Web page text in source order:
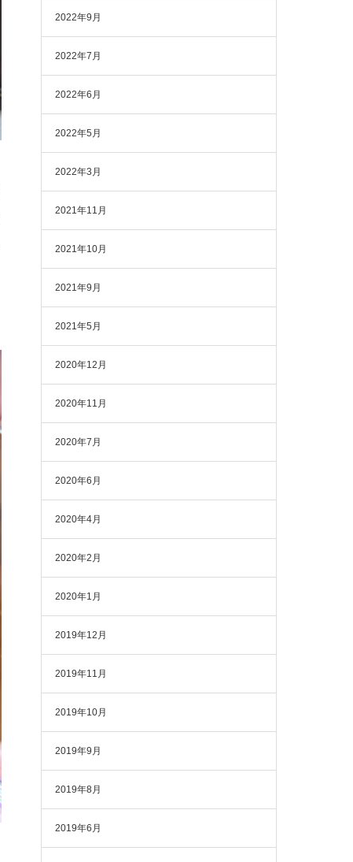
2022年9月
2022年7月
2022年6月
2022年5月
2022年3月
2021年11月
2021年10月
2021年9月
2021年5月
2020年12月
2020年11月
2020年7月
2020年6月
2020年4月
2020年2月
2020年1月
2019年12月
2019年11月
2019年10月
2019年9月
2019年8月
2019年6月